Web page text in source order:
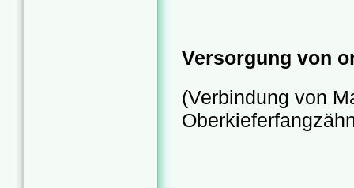
Versorgung von
(Verbindung von